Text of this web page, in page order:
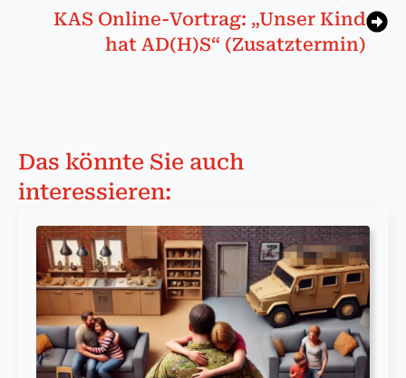
KAS Online-Vortrag: „Unser Kind
hat AD(H)S“ (Zusatztermin)
Das könnte Sie auch
interessieren: